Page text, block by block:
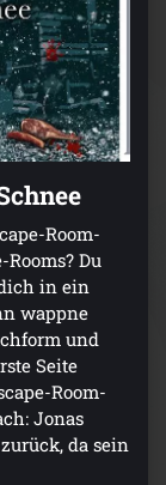
Room-
Du
in ein
wappne
und
Seite
Room-
Jonas
da sein